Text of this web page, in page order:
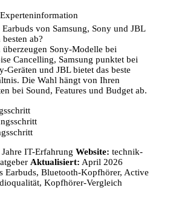
von Samsung, Sony und JBL
ab?
Sony-Modelle bei
Cancelling, Samsung punktet bei
Geräten und JBL bietet das beste
Die Wahl hängt von Ihren
bei Sound, Features und Budget ab.
IT-Erfahrung Website: technik-
Aktualisiert: April 2026
Earbuds, Bluetooth-Kopfhörer, Active
Kopfhörer-Vergleich